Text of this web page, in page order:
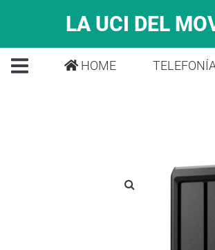
LA UCI DEL
HOME